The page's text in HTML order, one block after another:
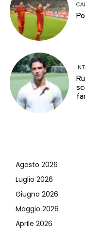
Agosto 2026
Luglio 2026
Giugno 2026
Maggio 2026
Aprile 2026